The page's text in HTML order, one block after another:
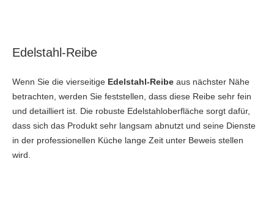
Edelstahl-Reibe
Wenn Sie die vierseitige Edelstahl-Reibe aus nächster Nähe
betrachten, werden Sie feststellen, dass diese Reibe sehr fein
und detailliert ist. Die robuste Edelstahloberfläche sorgt dafür,
dass sich das Produkt sehr langsam abnutzt und seine Dienste
in der professionellen Küche lange Zeit unter Beweis stellen
wird.